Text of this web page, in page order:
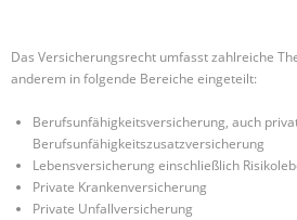
Das Versicherungsrecht umfasst zahlreiche
anderem in folgende Bereiche eingeteilt:
Berufsunfähigkeitsversicherung, auch
Berufsunfähigkeitszusatzversicherung
Lebensversicherung einschließlich
Private Krankenversicherung
Private Unfallversicherung